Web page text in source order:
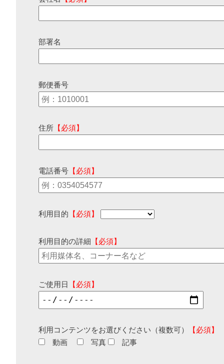
部署名
郵便番号
住所 【必須】
電話番号 【必須】
利用目的 【必須】
利用目的の詳細 【必須】
ご使用日 【必須】
利用コンテンツをお選びください（複数可）
【必須】
動画
写真 記事